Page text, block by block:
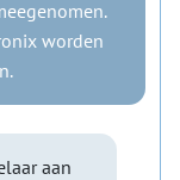
worden
aan